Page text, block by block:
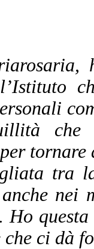
che
tornare
tra
anche nei
Ho
che ci dà